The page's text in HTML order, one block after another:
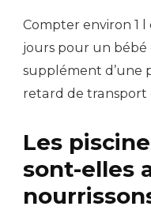
Compter environ 1
jours pour un bébé
supplément d’une
retard de transport
Les
sont-elles